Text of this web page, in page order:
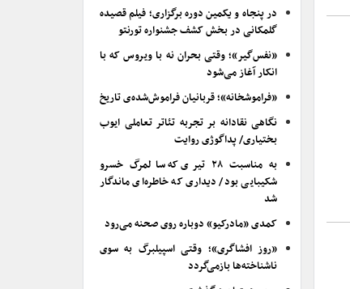
در پنجاه و یکمین دوره برگزاری؛ فیلم قصیده
گلمکانی در بخش کشف جشنواره تورنتو
«نفس‌گیر»؛ وقتی بحران نه با ویروس که با
انکار آغاز می‌شود
«فراموشخانه»؛ قربانیان فراموش‌شده‌ی تاریخ
نگاهی نقادانه بر تجربه تئاتر تعاملی ایوب
بختیاری/ پداگوژی روایت
به مناسبت ۲۸ تیری که سالمرگ خسرو
شکیبایی بود/ دیداری که خاطره‌ای ماندگار
شد
کمدی «مادرکیو» دوباره روی صحنه می‌رود
«روز افشاگری»؛ وقتی اسپیلبرگ به سوی
ناشناخته‌ها بازمی‌گردد